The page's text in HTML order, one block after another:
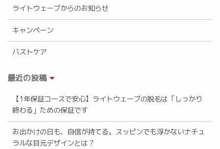
ライトウェーブからのお知らせ
キャンペーン
バストケア
最近の投稿
【1年保証コースで安心】ライトウェーブの脱毛は「しっかり
終わる」ための保証です
お出かけの日も、自信が持てる。スッピンでも浮かないナチュ
ラルな目元デザインとは？